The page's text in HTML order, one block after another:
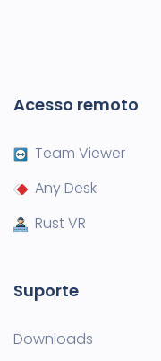
Acesso remoto
Team Viewer
Any Desk
Rust VR
Suporte
Downloads